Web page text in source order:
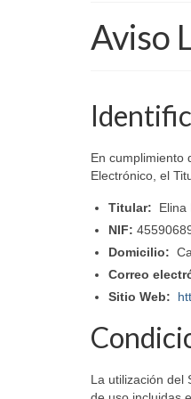
Aviso
En cumplimiento
Electrónico, el
Titular: Elina
NIF:
Domicilio:
Correo
Sitio Web:
La utilización del